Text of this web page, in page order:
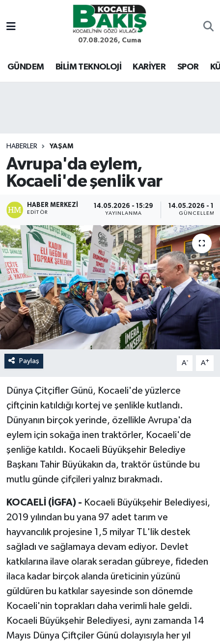
07.08.2026, Cuma
GÜNDEM BİLİM TEKNOLOJİ KARİYER SPOR
HABERLER YAŞAM
Avrupa'da eylem,
Kocaeli'de şenlik var
HABER MERKEZI
EDITÖR
14.05.2026 - 15:29
YAYINLANMA
14.05.2026 -
GÜNCELLEME
Paylaş A- A+
Dünya Çitçifler Günü, Kocaeli'de yüzlerce
çiftçinin katıldığı kortej ve şenlikle kutlandı.
Dünyanın birçok yerinde, özellikle Avrupa'da
eylem için sokağa inen traktörler, Kocaeli'de
şenliğe katıldı. Kocaeli Büyükşehir Belediye
Başkanı Tahir Büyükakın da, traktör üstünde bu
mutlu günde çifçileri yalnız bırakmadı.
KOCAELİ (İGFA) - Kocaeli Büyükşehir Belediyesi,
2019 yılından bu yana 97 adet tarım ve
hayvancılık projesine 1,5 milyar TL'lik destek
sağladı ve sağlamaya devam ediyor. Devlet
katkılarına ilave olarak seradan gübreye, fideden
ilaca kadar birçok alanda üreticinin yüzünü
güldüren bu katkılar sayesinde son dönemde
Kocaeli'nin toprakları daha verimli hale geldi.
Kocaeli Büyükşehir Belediyesi, aynı zamanda 14
Mayıs Dünya Çiftçiler Günü dolayısıyla her yıl
Kocaeli Nöbetçi Eczaneler
Kocaeli Hava Durumu
Son Dakika Haberleri
Haber Arşivi